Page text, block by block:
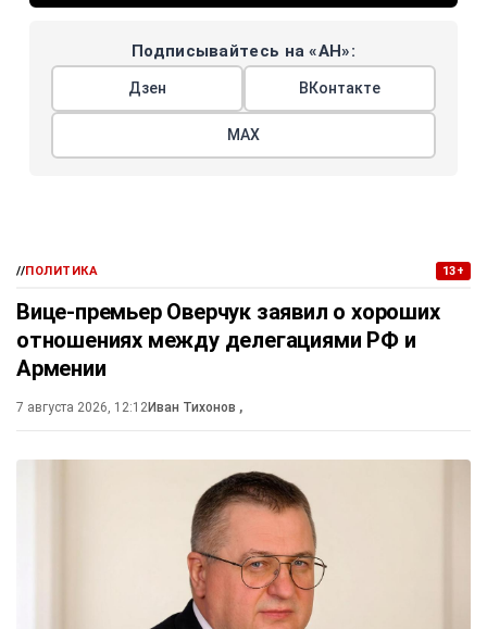
Подписывайтесь на «АН»:
Дзен ВКонтакте
МАХ
//ПОЛИТИКА 13+
Вице-премьер Оверчук заявил о хороших
отношениях между делегациями РФ и
Армении
7 августа 2026, 12:12Иван Тихонов ,